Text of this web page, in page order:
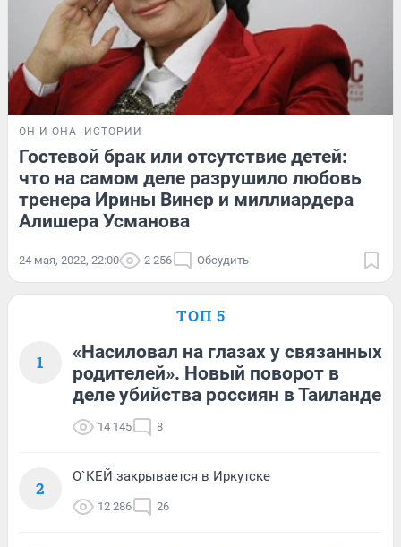
ОН И ОНА ИСТОРИИ
Гостевой брак или отсутствие детей:
что на самом деле разрушило любовь
тренера Ирины Винер и миллиардера
Алишера Усманова
24 мая, 2022, 22:00 2 256 Обсудить
ТОП 5
1
«Насиловал на глазах у связанных
родителей». Новый поворот в
деле убийства россиян в Таиланде
14 145 8
2
О`КЕЙ закрывается в Иркутске
12 286 26